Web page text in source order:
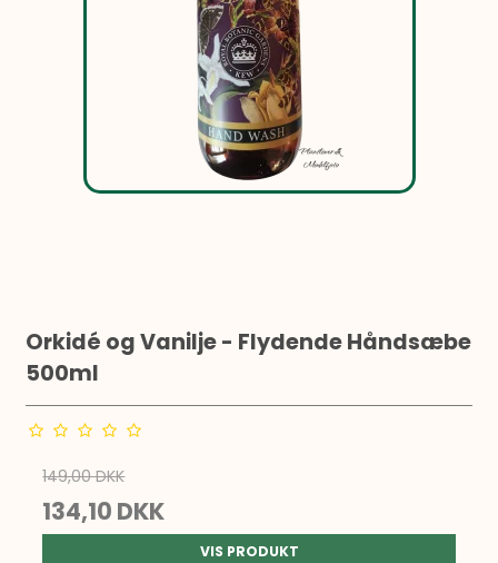
Orkidé og Vanilje - Flydende Håndsæbe
500ml
149,00 DKK
134,10 DKK
VIS PRODUKT